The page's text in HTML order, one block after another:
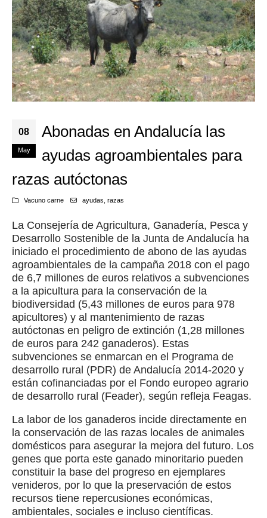
08
May
Abonadas en Andalucía las
ayudas agroambientales para
razas autóctonas
Vacuno carne ayudas razas
La Consejería de Agricultura, Ganadería, Pesca y
Desarrollo Sostenible de la Junta de Andalucía ha
iniciado el procedimiento de abono de las ayudas
agroambientales de la campaña 2018 con el pago
de 6,7 millones de euros relativos a subvenciones
a la apicultura para la conservación de la
biodiversidad (5,43 millones de euros para 978
apicultores) y al mantenimiento de razas
autóctonas en peligro de extinción (1,28 millones
de euros para 242 ganaderos). Estas
subvenciones se enmarcan en el Programa de
desarrollo rural (PDR) de Andalucía 2014-2020 y
están cofinanciadas por el Fondo europeo agrario
de desarrollo rural (Feader), según refleja Feagas.
La labor de los ganaderos incide directamente en
la conservación de las razas locales de animales
domésticos para asegurar la mejora del futuro. Los
genes que porta este ganado minoritario pueden
constituir la base del progreso en ejemplares
venideros, por lo que la preservación de estos
recursos tiene repercusiones económicas,
ambientales, sociales e incluso científicas.